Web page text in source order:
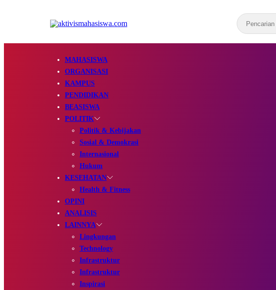
MAHASISWA
ORGANISASI
KAMPUS
PENDIDIKAN
BEASISWA
POLITIK
Politik & Kebijakan
Sosial & Demokrasi
Internasional
Hukum
KESEHATAN
Health & Fitness
OPINI
ANALISIS
LAINNYA
Lingkungan
Technology
Infrastruktur
Infrastruktur
Inspirasi